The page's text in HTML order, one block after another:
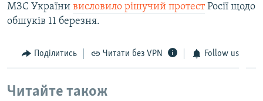
МЗС України висловило рішучий протестРосії щодо
обшуків 11 березня.
Поділитись Читати без VPN Follow us
Читайте також